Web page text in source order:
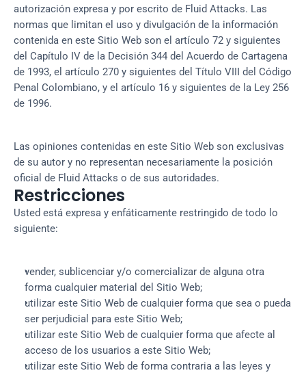
autorización expresa y por escrito de Fluid Attacks. Las
normas que limitan el uso y divulgación de la información
contenida en este Sitio Web son el artículo 72 y siguientes
del Capítulo IV de la Decisión 344 del Acuerdo de Cartagena
de 1993, el artículo 270 y siguientes del Título VIII del Código
Penal Colombiano, y el artículo 16 y siguientes de la Ley 256
de 1996.
Las opiniones contenidas en este Sitio Web son exclusivas
de su autor y no representan necesariamente la posición
oficial de Fluid Attacks o de sus autoridades.
Restricciones
Usted está expresa y enfáticamente restringido de todo lo
siguiente:
vender, sublicenciar y/o comercializar de alguna otra
forma cualquier material del Sitio Web;
utilizar este Sitio Web de cualquier forma que sea o pueda
ser perjudicial para este Sitio Web;
utilizar este Sitio Web de cualquier forma que afecte al
acceso de los usuarios a este Sitio Web;
utilizar este Sitio Web de forma contraria a las leyes y